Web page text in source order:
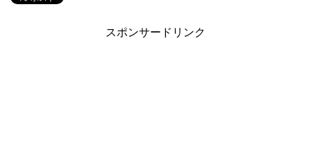
スポンサードリンク